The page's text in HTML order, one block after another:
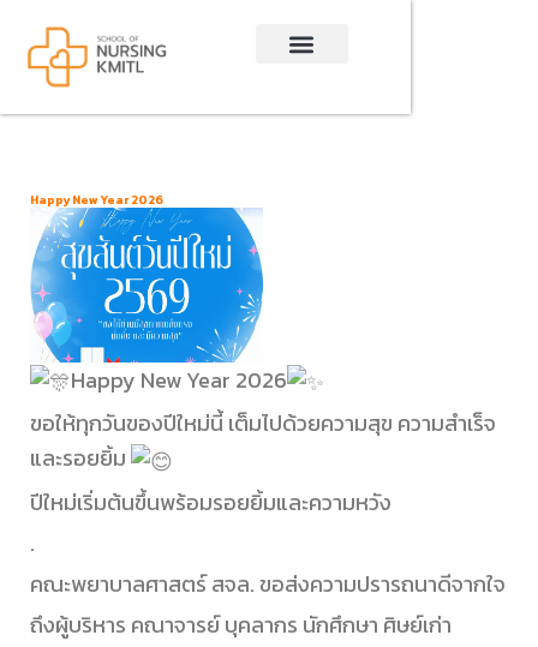
content
Happy New Year 2026
Happy New Year 2026
ขอให้ทุกวันของปีใหม่นี้ เต็มไปด้วยความสุข ความสำเร็จ
และรอยยิ้ม
ปีใหม่เริ่มต้นขึ้นพร้อมรอยยิ้มและความหวัง
.
คณะพยาบาลศาสตร์ สจล. ขอส่งความปรารถนาดีจากใจ
ถึงผู้บริหาร คณาจารย์ บุคลากร นักศึกษา ศิษย์เก่า